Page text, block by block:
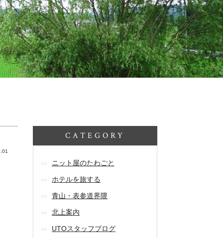
CATEGORY
ニット屋のたわごと
ホテルを旅する
青山・表参道界隈
北上案内
UTOスタッフブログ